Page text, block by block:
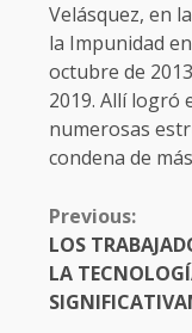
Velásquez, en
la Impunidad
octubre de
2019. Allí logró
numerosas
condena de
CONTINUE
READING
Previous:
LOS
LA